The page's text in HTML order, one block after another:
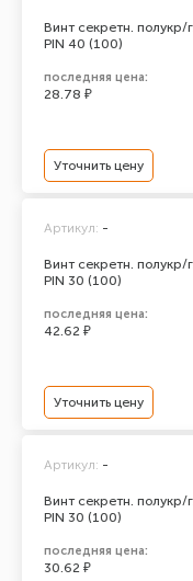
Винт секретн.
PIN 40 (100)
последняя цена:
28.78 ₽
Уточнить цену
Винт секретн.
PIN 30 (100)
Артикул: -
последняя цена:
42.62 ₽
Уточнить цену
Винт секретн.
PIN 30 (100)
Артикул: -
последняя цена:
30.62 ₽